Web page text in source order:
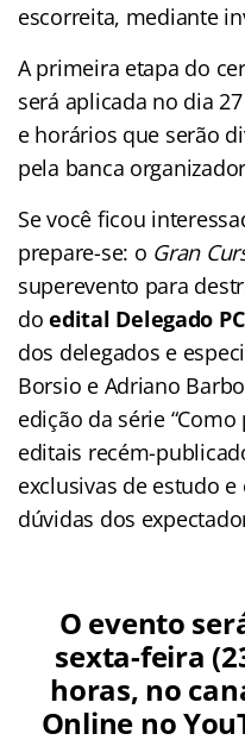
escorreita, mediante
A primeira etapa do
será aplicada no dia
e horários que serão
pela banca
Se você ficou
prepare-se: o Gran
superevento para
doedital Delegado PC
dos delegados e
Borsio e Adriano
edição da série “Como
editais recém-
exclusivas de estudo
dúvidas dos
O evento
sexta-feira
horas, no
Online no